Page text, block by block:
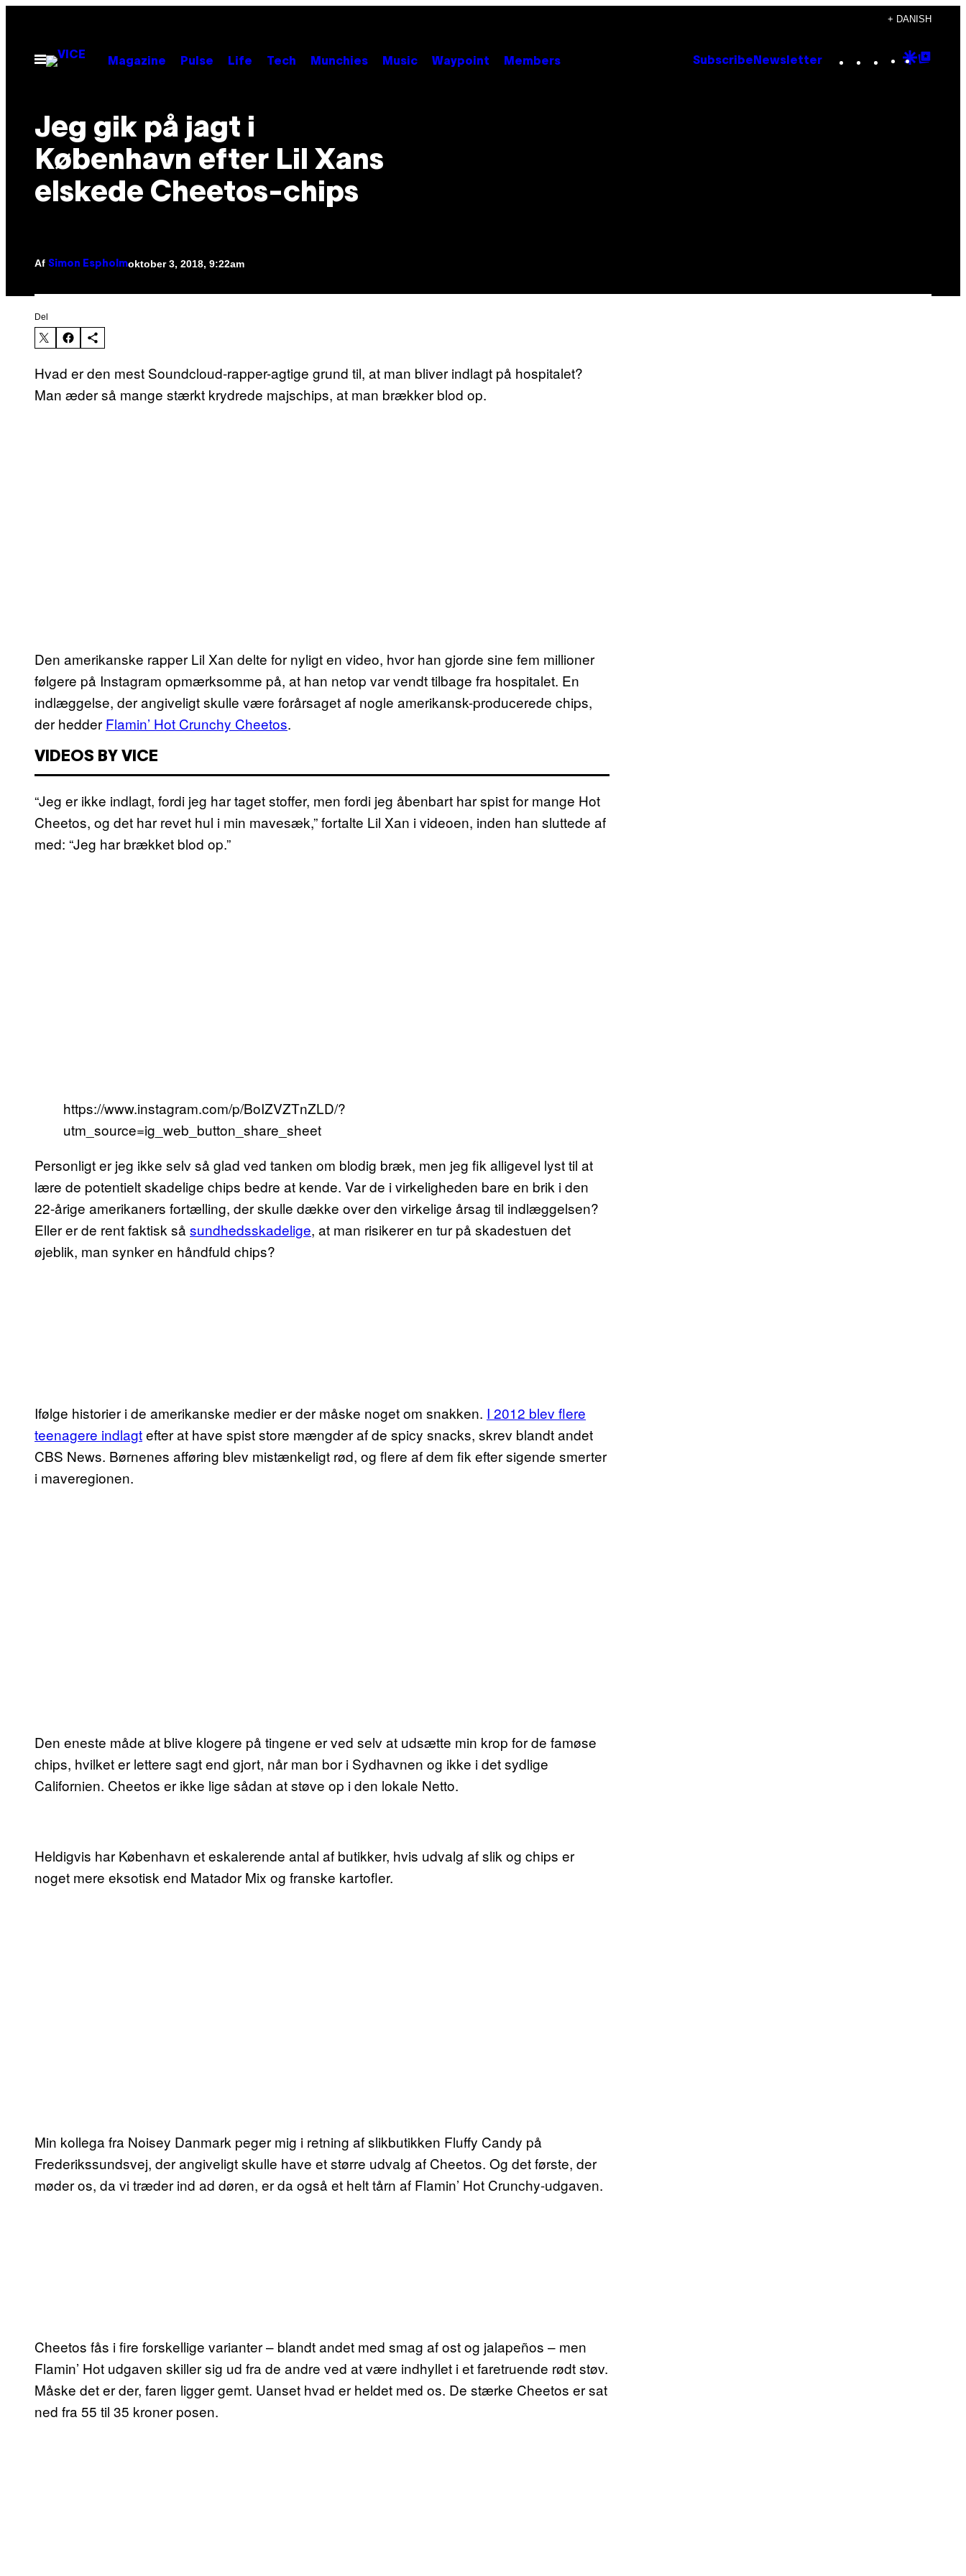
indhold
+ DANISH
Åbn
Menu
Magazine Pulse Life Tech Munchies Music Waypoint Members Subscribe Newsletter Instagram
TikTok
YouTube
Google
Jeg gik på jagt i
København efter Lil Xans
elskede Cheetos-chips
Af Simon Espholmoktober 3, 2018, 9:22am
Del
Hvad er den mest Soundcloud-rapper-agtige grund til, at man bliver indlagt på hospitalet?
Man æder så mange stærkt krydrede majschips, at man brækker blod op.
Den amerikanske rapper Lil Xan delte for nyligt en video, hvor han gjorde sine fem millioner
følgere på Instagram opmærksomme på, at han netop var vendt tilbage fra hospitalet. En
indlæggelse, der angiveligt skulle være forårsaget af nogle amerikansk-producerede chips,
der hedder Flamin’ Hot Crunchy Cheetos.
VIDEOS BY VICE
“Jeg er ikke indlagt, fordi jeg har taget stoffer, men fordi jeg åbenbart har spist for mange Hot
Cheetos, og det har revet hul i min mavesæk,” fortalte Lil Xan i videoen, inden han sluttede af
med: “Jeg har brækket blod op.”
https://www.instagram.com/p/BoIZVZTnZLD/?
utm_source=ig_web_button_share_sheet
Personligt er jeg ikke selv så glad ved tanken om blodig bræk, men jeg fik alligevel lyst til at
lære de potentielt skadelige chips bedre at kende. Var de i virkeligheden bare en brik i den
22-årige amerikaners fortælling, der skulle dække over den virkelige årsag til indlæggelsen?
Eller er de rent faktisk så sundhedsskadelige, at man risikerer en tur på skadestuen det
øjeblik, man synker en håndfuld chips?
Ifølge historier i de amerikanske medier er der måske noget om snakken. I 2012 blev flere
teenagere indlagtefter at have spist store mængder af de spicy snacks, skrev blandt andet
CBS News. Børnenes afføring blev mistænkeligt rød, og flere af dem fik efter sigende smerter
i maveregionen.
Den eneste måde at blive klogere på tingene er ved selv at udsætte min krop for de famøse
chips, hvilket er lettere sagt end gjort, når man bor i Sydhavnen og ikke i det sydlige
Californien. Cheetos er ikke lige sådan at støve op i den lokale Netto.
Heldigvis har København et eskalerende antal af butikker, hvis udvalg af slik og chips er
noget mere eksotisk end Matador Mix og franske kartofler.
Min kollega fra Noisey Danmark peger mig i retning af slikbutikken Fluffy Candy på
Frederikssundsvej, der angiveligt skulle have et større udvalg af Cheetos. Og det første, der
møder os, da vi træder ind ad døren, er da også et helt tårn af Flamin’ Hot Crunchy-udgaven.
Cheetos fås i fire forskellige varianter – blandt andet med smag af ost og jalapeños – men
Flamin’ Hot udgaven skiller sig ud fra de andre ved at være indhyllet i et faretruende rødt støv.
Måske det er der, faren ligger gemt. Uanset hvad er heldet med os. De stærke Cheetos er sat
ned fra 55 til 35 kroner posen.